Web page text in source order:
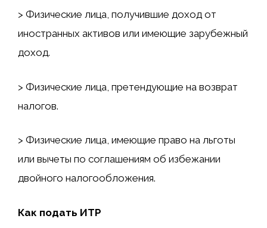
> Физические лица, получившие доход от
иностранных активов или имеющие зарубежный
доход.
> Физические лица, претендующие на возврат
налогов.
> Физические лица, имеющие право на льготы
или вычеты по соглашениям об избежании
двойного налогообложения.
Как подать ИТР